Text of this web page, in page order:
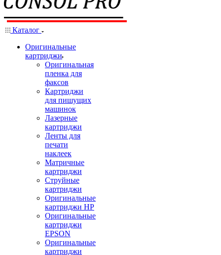
Каталог
Оригинальные
картриджи
Оригинальная
пленка для
факсов
Картриджи
для пишущих
машинок
Лазерные
картриджи
Ленты для
печати
наклеек
Матричные
картриджи
Струйные
картриджи
Оригинальные
картриджи HP
Оригинальные
картриджи
EPSON
Оригинальные
картриджи